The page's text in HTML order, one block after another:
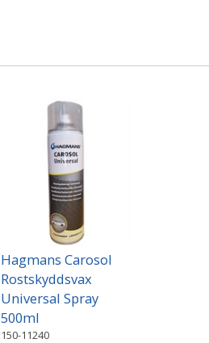
Hagmans Carosol
Rostskyddsvax
Universal Spray
500ml
150-11240